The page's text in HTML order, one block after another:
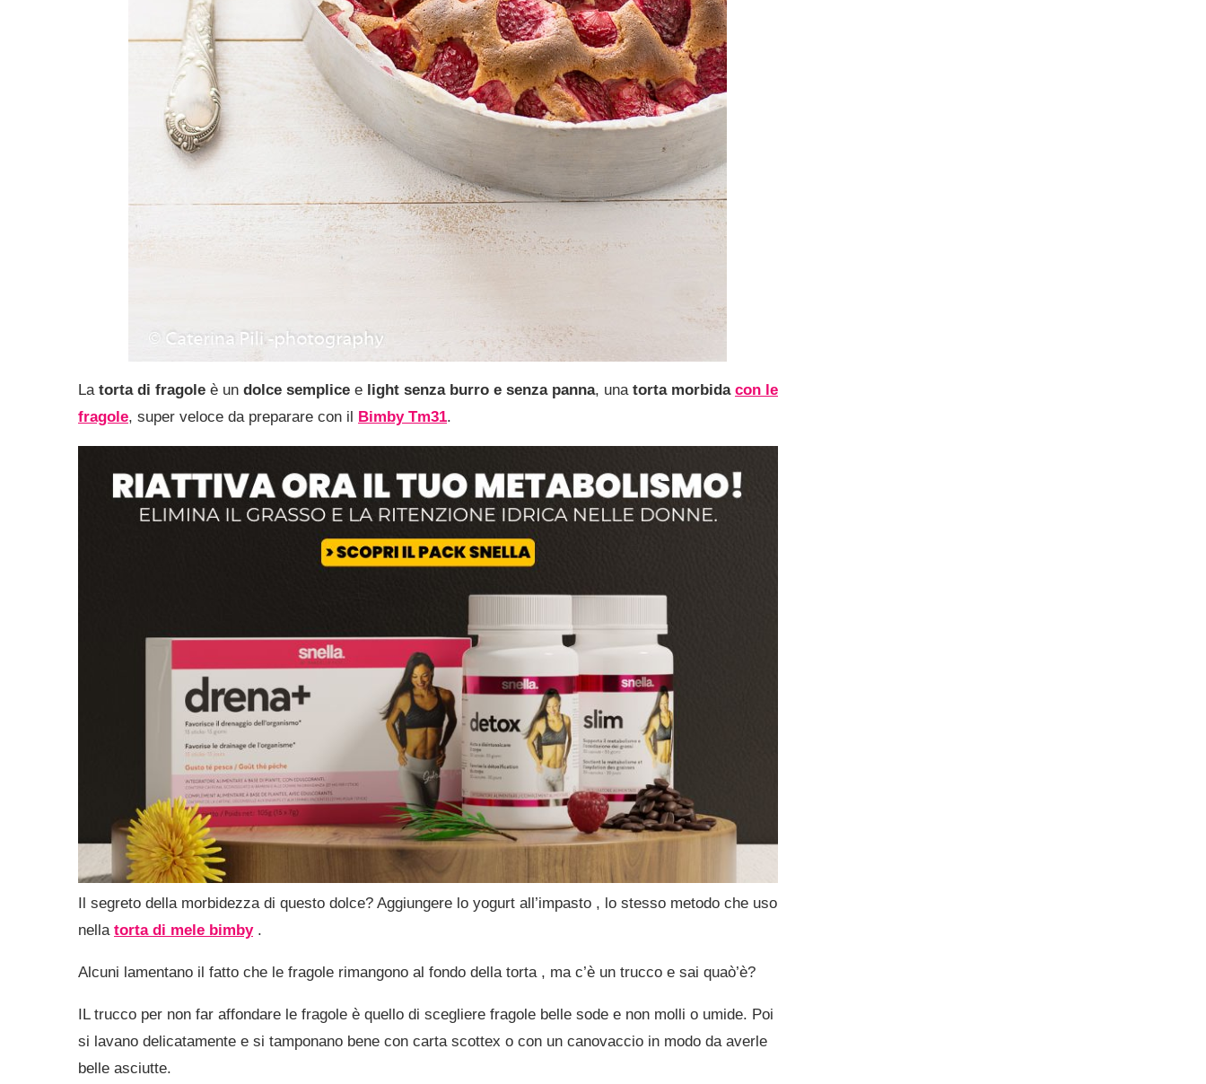
La torta di fragole è un dolce semplice e light senza burro e senza panna, una torta morbida con le
fragole, super veloce da preparare con il Bimby Tm31.
Il segreto della morbidezza di questo dolce? Aggiungere lo yogurt all’impasto , lo stesso metodo che uso
nella torta di mele bimby .
Alcuni lamentano il fatto che le fragole rimangono al fondo della torta , ma c’è un trucco e sai quaò’è?
IL trucco per non far affondare le fragole è quello di scegliere fragole belle sode e non molli o umide. Poi
si lavano delicatamente e si tamponano bene con carta scottex o con un canovaccio in modo da averle
belle asciutte.